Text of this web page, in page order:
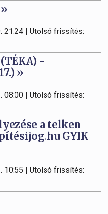
21:24 | Utolsó frissítés:
-
»
08:00 | Utolsó frissítés:
a telken
GYIK
10:55 | Utolsó frissítés: